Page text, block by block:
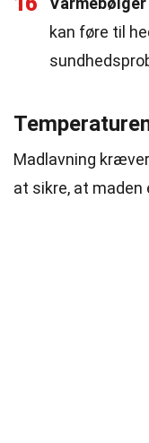
kan føre til
Madlavning
at sikre, at maden